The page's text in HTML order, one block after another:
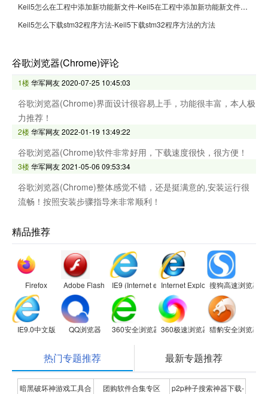
Keil5怎么在工程中添加新功能新文件-Keil5在工程中添加新功能新文件的方法
Keil5怎么下载stm32程序方法-Keil5下载stm32程序方法的方法
谷歌浏览器(Chrome)评论
1楼华军网友2020-07-25 10:45:03
谷歌浏览器(Chrome)界面设计很容易上手，功能很丰富，本人极
力推荐！
2楼华军网友2022-01-19 13:49:22
谷歌浏览器(Chrome)软件非常好用，下载速度很快，很方便！
3楼华军网友2021-05-06 09:53:34
谷歌浏览器(Chrome)整体感觉不错，还是挺满意的,安装运行很
流畅！按照安装步骤指导来非常顺利！
精品推荐
Firefox Adobe Flash PlayerIE9 (Internet explorer 9)Internet Explorer 8搜狗高速浏览器
IE9.0中文版 QQ浏览器 360安全浏览器 360极速浏览器 猎豹安全浏览器
热门专题推荐 最新专题推荐
暗黑破坏神游戏工具合 团购软件合集专区 p2p种子搜索神器下载-